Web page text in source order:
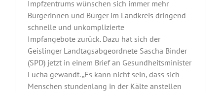
Impfzentrums wünschen sich immer mehr
Bürgerinnen und Bürger im Landkreis dringend
schnelle und unkomplizierte
Impfangebote zurück. Dazu hat sich der
Geislinger Landtagsabgeordnete Sascha Binder
(SPD) jetzt in einem Brief an Gesundheitsminister
Lucha gewandt. „Es kann nicht sein, dass sich
Menschen stundenlang in der Kälte anstellen